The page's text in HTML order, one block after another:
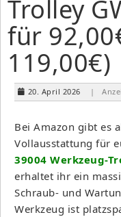
Trolley
für
119,00€)
20. April 2026 |
Bei Amazon gibt es
Vollausstattung für
39004 Werkzeug-
erhaltet ihr ein
Schraub- und
Werkzeug ist